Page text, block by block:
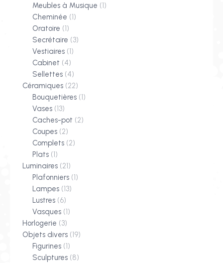
Meubles à Musique (1)
Cheminée (1)
Oratoire (1)
Secrétaire (3)
Vestiaires (1)
Cabinet (4)
Sellettes (4)
Céramiques (22)
Bouquetières (1)
Vases (13)
Caches-pot (2)
Coupes (2)
Complets (2)
Plats (1)
Luminaires (21)
Plafonniers (1)
Lampes (13)
Lustres (6)
Vasques (1)
Horlogerie (3)
Objets divers (19)
Figurines (1)
Sculptures (8)